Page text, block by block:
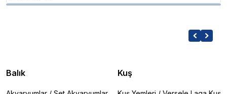
Balık Kuş